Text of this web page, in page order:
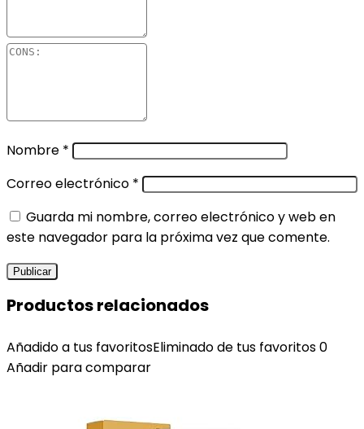
Nombre *
Correo electrónico *
Guarda mi nombre, correo electrónico y web en
este navegador para la próxima vez que comente.
Productos relacionados
Añadido a tus favoritosEliminado de tus favoritos0
Añadir para comparar